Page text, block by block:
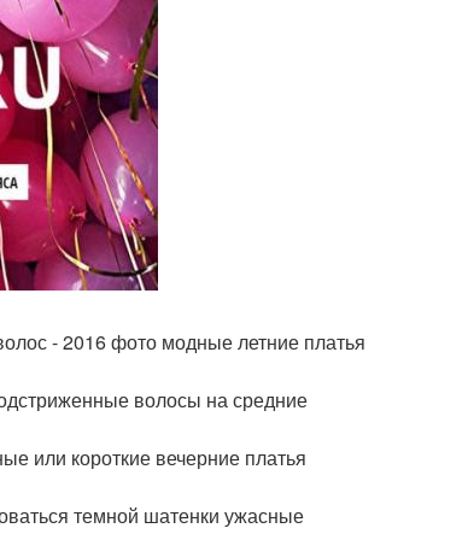
- 2016 фото модные летние платья
волосы на средние
или короткие вечерние платья
темной шатенки ужасные